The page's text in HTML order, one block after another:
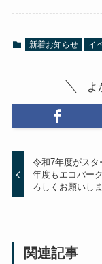
新着お知らせ イ
よ
令和7年度がスタ
年度もエコパー
ろしくお願いし
関連記事